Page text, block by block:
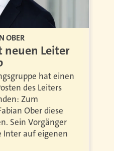
OBER
Leiter
hat einen
des Leiters
Zum
Ober diese
Sein Vorgänger
Inter auf eigenen